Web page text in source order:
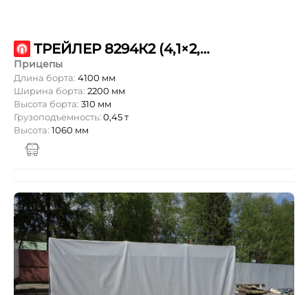
ТРЕЙЛЕР 8294К2 (4,1×2,2 КПП- -/R13/РЕС)
Прицепы
Длина борта: 4100 мм
Ширина борта: 2200 мм
Высота борта: 310 мм
Грузоподъемность: 0,45 т
Высота: 1060 мм